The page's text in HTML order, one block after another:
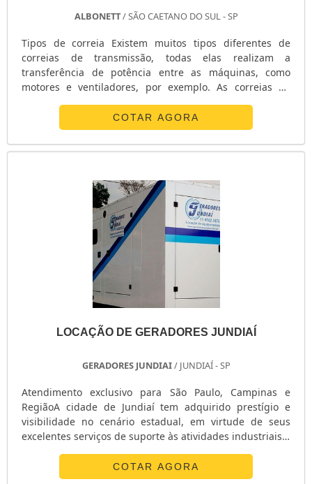
ALBONETT/ SÃO CAETANO DO SUL - SP
Tipos de correia Existem muitos tipos diferentes de
correias de transmissão, todas elas realizam a
transferência de potência entre as máquinas, como
motores e ventiladores, por exemplo. As correias de
diferentes características dinâmicas. Essas correias são
discos de fricção e dependem do atrito entre a correia e
a polia, que são itens cilíndricos que se movimentam
COTAR AGORA
LOCAÇÃO DE GERADORES JUNDIAÍ
GERADORES JUNDIAI/ JUNDIAÍ - SP
Atendimento exclusivo para São Paulo, Campinas e
RegiãoA cidade de Jundiaí tem adquirido prestígio e
visibilidade no cenário estadual, em virtude de seus
excelentes serviços de suporte às atividades industriais e
acomodação de utilidades residenciais de modo a
desafogar a grande São Paulo e possibilitar inúmeras
vantagens. Por conta de tais artifícios, a locação de
COTAR AGORA